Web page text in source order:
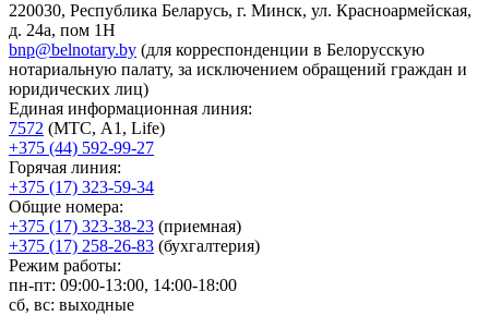
220030, Республика Беларусь, г. Минск, ул. Красноармейская,
д. 24а, пом 1Н
bnp@belnotary.by (для корреспонденции в Белорусскую
нотариальную палату, за исключением обращений граждан и
юридических лиц)
Единая информационная линия:
7572 (МТС, A1, Life)
+375 (44) 592-99-27
Горячая линия:
+375 (17) 323-59-34
Общие номера:
+375 (17) 323-38-23 (приемная)
+375 (17) 258-26-83 (бухгалтерия)
Режим работы:
пн-пт: 09:00-13:00, 14:00-18:00
сб, вс: выходные